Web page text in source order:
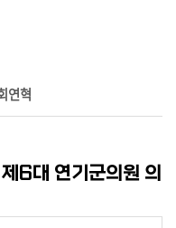
연혁
6대 연기군의원 의